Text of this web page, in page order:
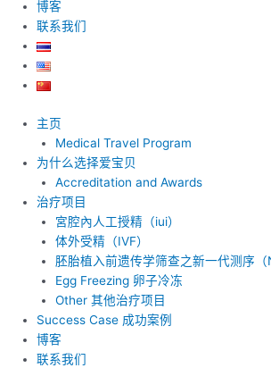
博客
联系我们
主页
Medical Travel Program
为什么选择爱宝贝
Accreditation and Awards
治疗项目
宮腔內人工授精（iui）
体外受精（IVF）
胚胎植入前遗传学筛查之新一代测序（
Egg Freezing 卵子冷冻
Other 其他治疗项目
Success Case 成功案例
博客
联系我们